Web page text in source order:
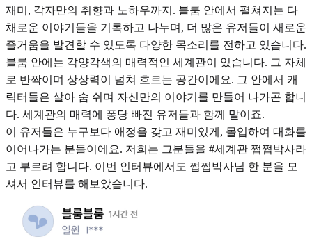
재미, 각자만의 취향과 노하우까지. 블룸 안에서 펼쳐지는 다
채로운 이야기들을 기록하고 나누며, 더 많은 유저들이 새로운
즐거움을 발견할 수 있도록 다양한 목소리를 전하고 있습니다.
블룸 안에는 각양각색의 매력적인 세계관이 있습니다. 그 자체
로 반짝이며 상상력이 넘쳐 흐르는 공간이에요. 그 안에서 캐
릭터들은 살아 숨 쉬며 자신만의 이야기를 만들어 나가곤 합니
다. 세계관의 매력에 퐁당 빠진 유저들과 함께 말이죠.
이 유저들은 누구보다 애정을 갖고 재미있게, 몰입하여 대화를
이어나가는 분들이에요. 저희는 그분들을 #세계관 쩝쩝박사라
고 부르려 합니다. 이번 인터뷰에서도 쩝쩝박사님 한 분을 모
셔서 인터뷰를 해보았습니다.